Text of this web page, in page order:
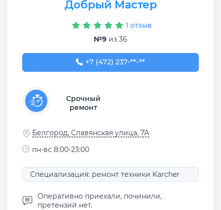
Добрый Мастер
1 отзыв
№9 из 36
+7 (472) 237-44-53
+7 (472) 237-**-**
Срочный
ремонт
Белгород, Славянская улица, 7А
пн-вс 8:00-23:00
Специализация: ремонт техники Karcher
Оперативно приехали, починили,
претензий нет.